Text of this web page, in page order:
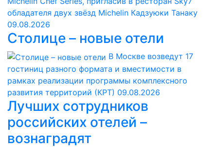
обладателя двух звёзд Michelin Кадзуюки Танаку
09.08.2026
Столице – новые отели
В Москве возведут 17
гостиниц разного формата и вместимости в
рамках реализации программы комплексного
развития территорий (КРТ) 09.08.2026
Лучших сотрудников
российских отелей –
вознаградят